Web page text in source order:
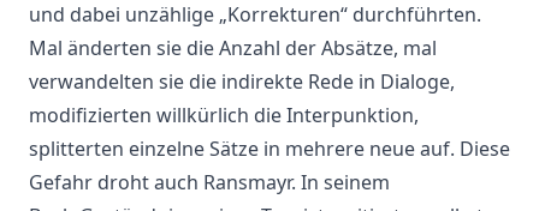
und dabei unzählige „Korrekturen“ durchführten.
Mal änderten sie die Anzahl der Absätze, mal
verwandelten sie die indirekte Rede in Dialoge,
modifizierten willkürlich die Interpunktion,
splitterten einzelne Sätze in mehrere neue auf. Diese
Gefahr droht auch Ransmayr. In seinem